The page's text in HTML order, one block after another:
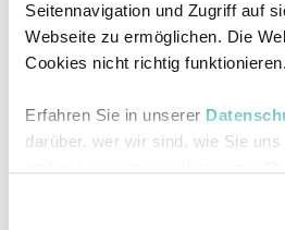
Seitennavigation und Zugriff auf
Webseite zu ermöglichen. Die
Cookies nicht richtig funktionieren.
Erfahren Sie in unserer
darüber, wer wir sind, wie Sie